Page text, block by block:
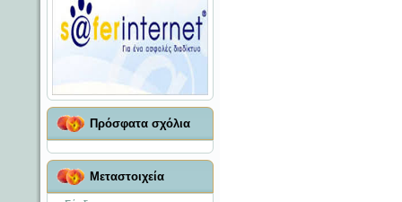
Πρόσφατα σχόλια
Μεταστοιχεία